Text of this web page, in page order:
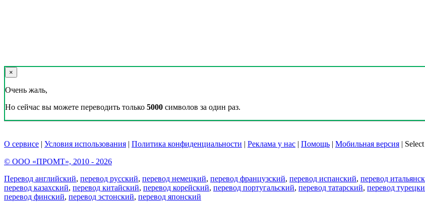
×
Очень жаль,
Но сейчас вы можете переводить только 5000 символов за один раз.
О сервисе | Условия использования | Политика конфиденциальности | Реклама у нас | Помощь | Мобильная версия |
© ООО «ПРОМТ», 2010 - 2026
Перевод английский, перевод русский, перевод немецкий, перевод французский, перевод испанский, перевод
перевод казахский, перевод китайский, перевод корейский, перевод португальский, перевод татарский, перевод
перевод финский, перевод эстонский, перевод японский